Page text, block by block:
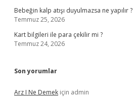
Bebeğin kalp atışı duyulmazsa ne yapılır ?
Temmuz 25, 2026
Kart bilgileri ile para çekilir mi ?
Temmuz 24, 2026
Son yorumlar
Arz I Ne Demek için admin